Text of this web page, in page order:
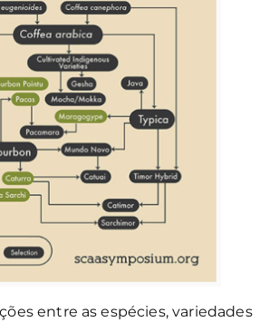
entre as espécies, variedades